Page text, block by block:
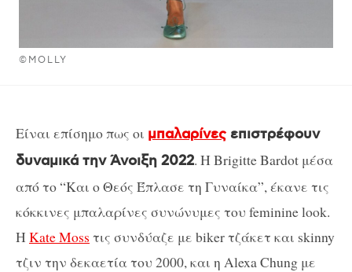
©MOLLY
Είναι επίσημο πως οι μπαλαρίνες επιστρέφουν
δυναμικά την Άνοιξη 2022. Η Brigitte Bardot μέσα
από το “Και ο Θεός Έπλασε τη Γυναίκα”, έκανε τις
κόκκινες μπαλαρίνες συνώνυμες του feminine look.
H Kate Moss τις συνδύαζε με biker τζάκετ και skinny
τζιν την δεκαετία του 2000, και η Alexa Chung με